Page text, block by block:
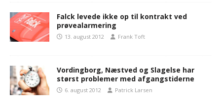
Falck levede ikke op til kontrakt ved
prøvealarmering
13. august 2012 Frank Toft
Vordingborg, Næstved og Slagelse har
størst problemer med afgangstiderne
6. august 2012 Patrick Larsen